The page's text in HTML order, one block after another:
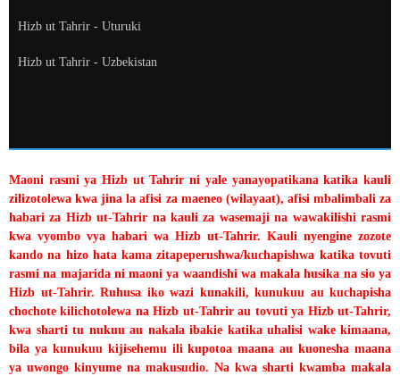
Hizb ut Tahrir - Uturuki
Hizb ut Tahrir - Uzbekistan
Maoni rasmi ya Hizb ut Tahrir ni yale yanayopatikana katika kauli
zilizotolewa kwa jina la afisi za maeneo (wilayaat), afisi mbalimbali za
habari za Hizb ut-Tahrir na kauli za wasemaji na wawakilishi rasmi
kwa vyombo vya habari wa Hizb ut-Tahrir. Kauli nyengine zozote
kando na hizo hata kama zitapeperushwa/kuchapishwa katika tovuti
rasmi na majarida ni maoni ya waandishi wa makala husika na sio ya
Hizb ut-Tahrir. Ruhusa iko wazi kunakili, kunukuu au kuchapisha
chochote kilichotolewa na Hizb ut-Tahrir au tovuti ya Hizb ut-Tahrir,
kwa sharti tu nukuu au nakala ibakie katika uhalisi wake kimaana,
bila ya kunukuu kijisehemu ili kupotoa maana au kuonesha maana
ya uwongo kinyume na makusudio. Na kwa sharti kwamba makala